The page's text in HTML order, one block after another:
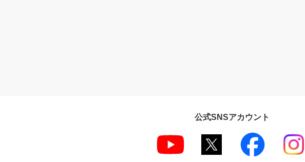
公式SNSアカウント